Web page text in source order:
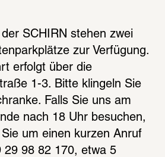
SCHIRN stehen zwei
zur Verfügung.
erfolgt über die
1-3. Bitte klingeln Sie
Falls Sie uns am
nach 18 Uhr besuchen,
um einen kurzen Anruf
29 98 82 170, etwa 5